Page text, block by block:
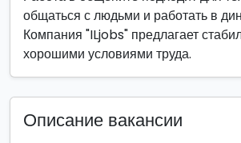
общаться с людьми и работать в
Компания "ILjobs" предлагает
хорошими условиями труда.
Описание вакансии